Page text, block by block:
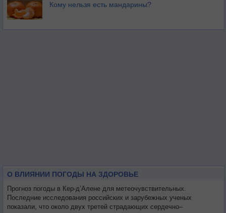
Кому нельзя есть мандарины?
О ВЛИЯНИИ ПОГОДЫ НА ЗДОРОВЬЕ
Прогноз погоды в Кер-д’Алене для метеочувствительных.
Последние исследования российских и зарубежных ученых
показали, что около двух третей страдающих сердечно–